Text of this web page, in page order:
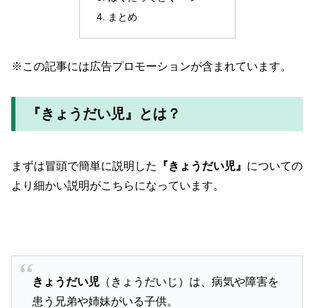
まとめ
※この記事には広告プロモーションが含まれています。
『きょうだい児』とは？
まずは冒頭で簡単に説明した 『きょうだい児』 についての
より細かい説明がこちらになっています。
きょうだい児（きょうだいじ）は、病気や障害を
患う兄弟や姉妹がいる子供。